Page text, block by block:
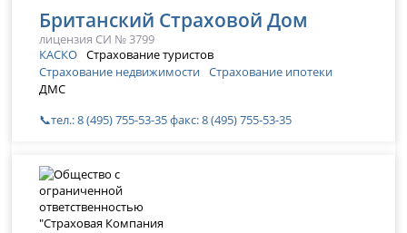
Британский Страховой Дом
лицензия СИ № 3799
КАСКО Страхование туристов
Страхование недвижимости Страхование ипотеки
ДМС
📞тел.: 8 (495) 755-53-35 факс: 8 (495) 755-53-35